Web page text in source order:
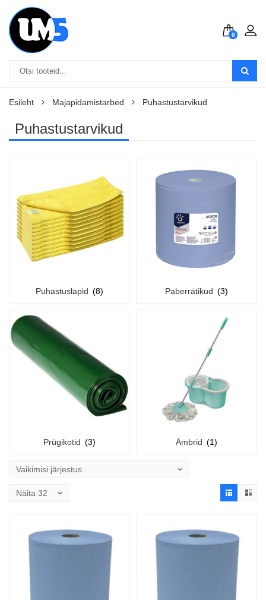
0
Esileht Majapidamistarbed Puhastustarvikud
Puhastustarvikud
Puhastuslapid (8) Paberrätikud (3)
Prügikotid (3) Ämbrid (1)